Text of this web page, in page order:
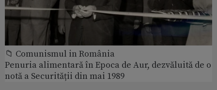
📁 Comunismul in România
Penuria alimentară în Epoca de Aur, dezvăluită de o
notă a Securității din mai 1989